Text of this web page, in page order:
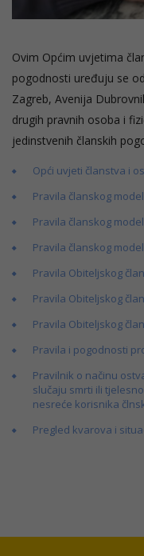
Ovim Općim uvjetima
pogodnosti uređuju se
Zagreb, Avenija
drugih pravnih osoba i
jedinstvenih članskih
Opći uvjeti članstva i
Pravila članskog
Pravila članskog
Pravila članskog
Pravila Obiteljskog
Pravila Obiteljskog
Pravila Obiteljskog
Pravila i pogodnosti
Pravilnik o načinu
slučaju smrti ili
nesreće korisnika
Pregled kvarova i